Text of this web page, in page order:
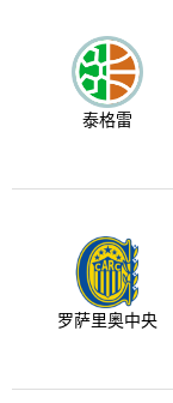
泰格雷
罗萨里奥中央